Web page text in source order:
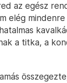
az egész
elég
a titka, a